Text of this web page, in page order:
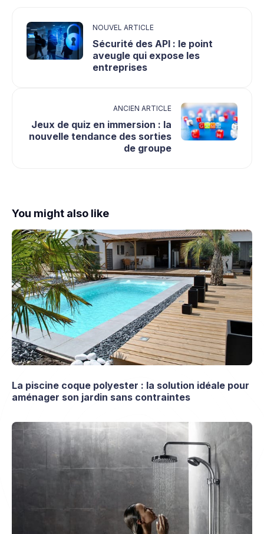
NOUVEL ARTICLE
Sécurité des API : le point
aveugle qui expose les
entreprises
ANCIEN ARTICLE
Jeux de quiz en immersion : la
nouvelle tendance des sorties
de groupe
You might also like
La piscine coque polyester : la solution idéale pour
aménager son jardin sans contraintes